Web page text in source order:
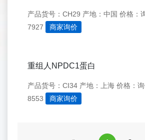
产品货号：CH29 产地：中国 价格：
7927
商家询价
重组人NPDC1蛋白
产品货号：CI34 产地：上海 价格：
8553
商家询价